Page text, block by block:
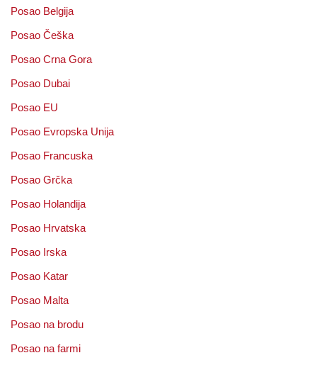
Posao Belgija
Posao Češka
Posao Crna Gora
Posao Dubai
Posao EU
Posao Evropska Unija
Posao Francuska
Posao Grčka
Posao Holandija
Posao Hrvatska
Posao Irska
Posao Katar
Posao Malta
Posao na brodu
Posao na farmi